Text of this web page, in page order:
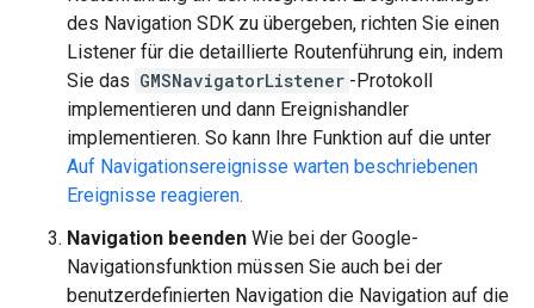
des Navigation SDK zu übergeben, richten Sie einen
Listener für die detaillierte Routenführung ein, indem
Sie das GMSNavigatorListener -Protokoll
implementieren und dann Ereignishandler
implementieren. So kann Ihre Funktion auf die unter
Auf Navigationsereignisse warten beschriebenen
Ereignisse reagieren.
Navigation beenden Wie bei der Google-
Navigationsfunktion müssen Sie auch bei der
benutzerdefinierten Navigation die Navigation auf die